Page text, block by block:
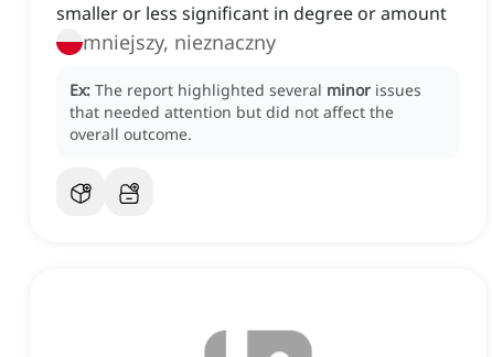
smaller or less significant in degree or amount
mniejszy, nieznaczny
Ex: The report highlighted several minor issues
that needed attention but did not affect the
overall outcome.